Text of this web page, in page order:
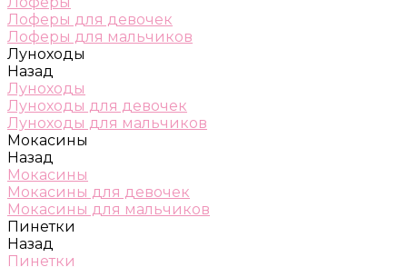
Лоферы для девочек
Лоферы для мальчиков
Луноходы
Назад
Луноходы
Луноходы для девочек
Луноходы для мальчиков
Мокасины
Назад
Мокасины
Мокасины для девочек
Мокасины для мальчиков
Пинетки
Назад
Пинетки